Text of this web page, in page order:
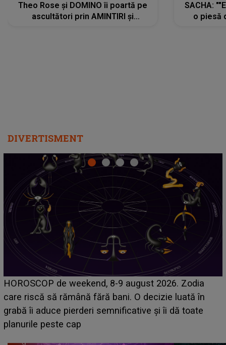
Theo Rose și DOMINO îi poartă pe
ascultători prin AMINTIRI și
SACHA:
o piesă
DIVERTISMENT
Emanuel a ținut ACEST DETALIU ASCUNS până
acum! În fața Alexandrei, concurentul din Casa Iubirii
face o MĂRTURISIRE NEAȘTEPTATĂ despre mama
sa: "I-am spus și ei în față, eu nu te iubesc pentru